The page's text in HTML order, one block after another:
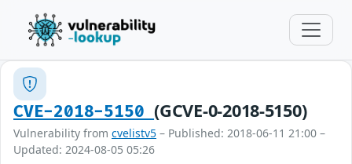
CVE-2018-5150(GCVE-0-2018-5150)
Vulnerability from cvelistv5 – Published: 2018-06-11 21:00 –
Updated: 2024-08-05 05:26